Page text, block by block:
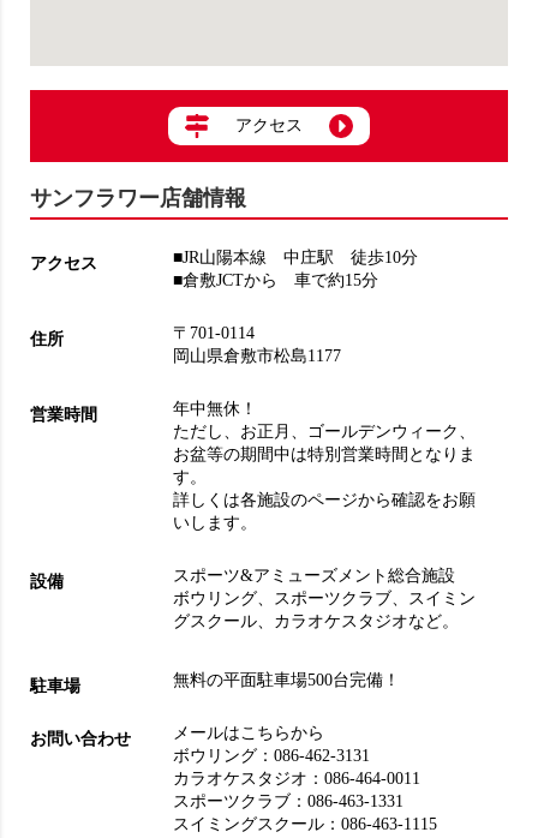
アクセス
サンフラワー店舗情報
アクセス
■JR山陽本線 中庄駅 徒歩10分
■倉敷JCTから 車で約15分
住所
〒701-0114
岡山県倉敷市松島1177
営業時間
年中無休！
ただし、お正月、ゴールデンウィーク、
お盆等の期間中は特別営業時間となりま
す。
詳しくは各施設のページから確認をお願
いします。
設備
スポーツ&アミューズメント総合施設
ボウリング、 スポーツクラブ、 スイミン
グスクール、 カラオケスタジオなど。
駐車場 無料の平面駐車場500台完備！
お問い合わせ
メールはこちらから
ボウリング：086-462-3131
カラオケスタジオ：086-464-0011
スポーツクラブ：086-463-1331
スイミングスクール：086-463-1115